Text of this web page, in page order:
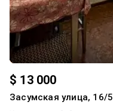
$ 13 000
Засумская улица, 16/5